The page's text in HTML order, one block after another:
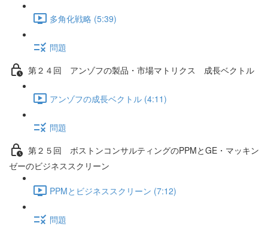
多角化戦略 (5:39)
問題
第２４回 アンゾフの製品・市場マトリクス 成長ベクトル
アンゾフの成長ベクトル (4:11)
問題
第２５回 ボストンコンサルティングのPPMとGE・マッキン
ゼーのビジネススクリーン
PPMとビジネススクリーン (7:12)
問題